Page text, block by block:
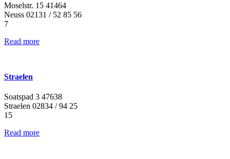
Moselstr. 15 41464
Neuss 02131 / 52 85 56
7
Read more
Straelen
Soatspad 3 47638
Straelen 02834 / 94 25
15
Read more